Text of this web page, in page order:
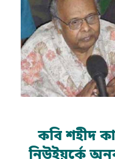
কবি শহীদ